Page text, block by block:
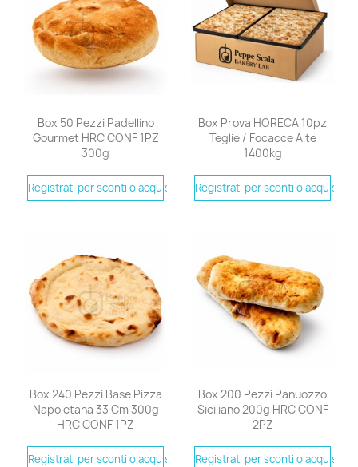
Box 50 Pezzi Padellino
Gourmet HRC CONF 1PZ
300g
Registrati per sconti o acquistare
Box Prova HORECA 10pz
Teglie / Focacce Alte
1400kg
Registrati per sconti o acquistare
Box 240 Pezzi Base Pizza
Napoletana 33 Cm 300g
HRC CONF 1PZ
Registrati per sconti o acquistare
Box 200 Pezzi Panuozzo
Siciliano 200g HRC CONF
2PZ
Registrati per sconti o acquistare